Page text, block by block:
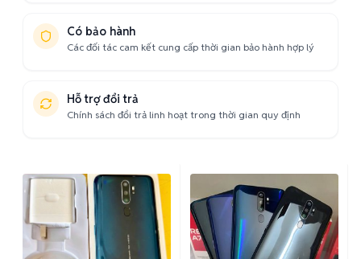
Có bảo hành
Các đối tác cam kết cung cấp thời gian bảo hành hợp lý
Hỗ trợ đổi trả
Chính sách đổi trả linh hoạt trong thời gian quy định